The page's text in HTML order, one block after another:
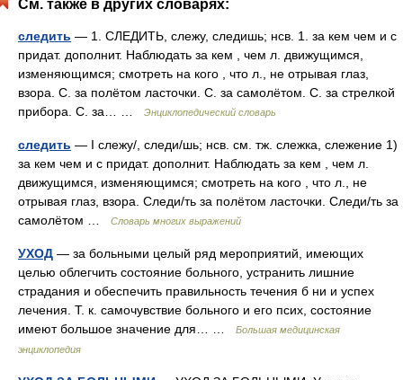
См. также в других словарях:
следить — 1. СЛЕДИТЬ, слежу, следишь; нсв. 1. за кем чем и с
придат. дополнит. Наблюдать за кем , чем л. движущимся,
изменяющимся; смотреть на кого , что л., не отрывая глаз,
взора. С. за полётом ласточки. С. за самолётом. С. за стрелкой
прибора. С. за… …
Энциклопедический словарь
следить — I слежу/, следи/шь; нсв. см. тж. слежка, слежение 1)
за кем чем и с придат. дополнит. Наблюдать за кем , чем л.
движущимся, изменяющимся; смотреть на кого , что л., не
отрывая глаз, взора. Следи/ть за полётом ласточки. Следи/ть за
самолётом …
Словарь многих выражений
УХОД — за больными целый ряд мероприятий, имеющих
целью облегчить состояние больного, устранить лишние
страдания и обеспечить правильность течения б ни и успех
лечения. Т. к. самочувствие больного и его псих, состояние
имеют большое значение для… …
Большая медицинская
энциклопедия